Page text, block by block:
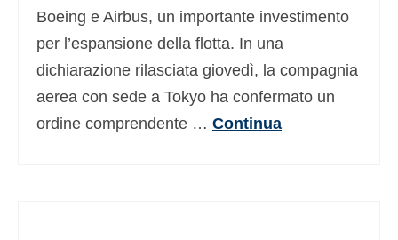
Boeing e Airbus, un importante investimento
per l’espansione della flotta. In una
dichiarazione rilasciata giovedì, la compagnia
aerea con sede a Tokyo ha confermato un
ordine comprendente … Continua